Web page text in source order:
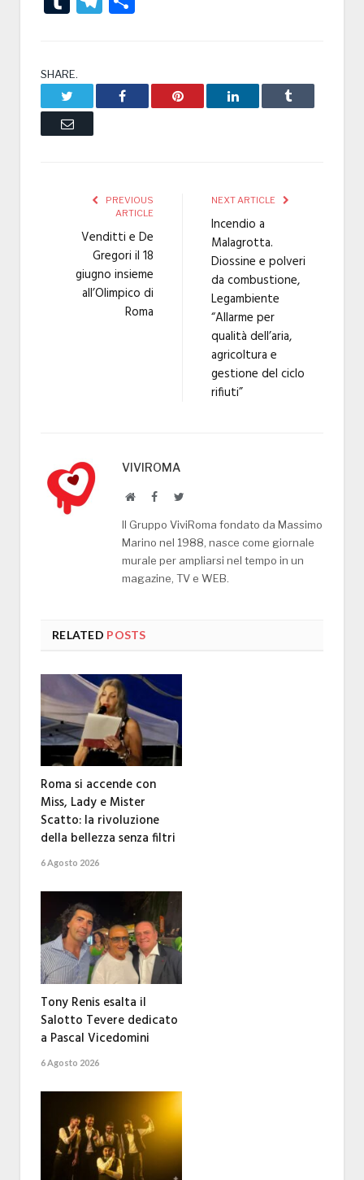
SHARE.
Facebook Pinterest LinkedIn Tumblr
Email
PREVIOUS
ARTICLE
Venditti e De
Gregori il 18
giugno insieme
all’Olimpico di
Roma
NEXT ARTICLE
Incendio a
Malagrotta.
Diossine e polveri
da combustione,
Legambiente
“Allarme per
qualità dell’aria,
agricoltura e
gestione del ciclo
rifiuti”
VIVIROMA
WebsiteFacebookTwitter
Il Gruppo ViviRoma fondato da Massimo
Marino nel 1988, nasce come giornale
murale per ampliarsi nel tempo in un
magazine, TV e WEB.
RELATED POSTS
Roma si accende con
Miss, Lady e Mister
Scatto: la rivoluzione
della bellezza senza filtri
6 Agosto 2026
Tony Renis esalta il
Salotto Tevere dedicato
a Pascal Vicedomini
6 Agosto 2026